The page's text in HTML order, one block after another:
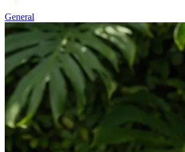
General